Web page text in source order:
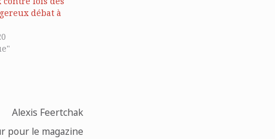
débat à
Alexis Feertchak
pour le magazine